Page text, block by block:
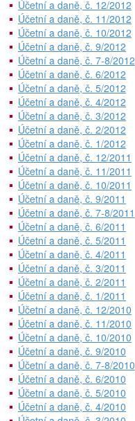
Účetní a daně, č. 12/2012
Účetní a daně, č. 11/2012
Účetní a daně, č. 10/2012
Účetní a daně, č. 9/2012
Účetní a daně, č. 7-8/2012
Účetní a daně, č. 6/2012
Účetní a daně, č. 5/2012
Účetní a daně, č. 4/2012
Účetní a daně, č. 3/2012
Účetní a daně, č. 2/2012
Účetní a daně, č. 1/2012
Účetní a daně, č. 12/2011
Účetní a daně, č. 11/2011
Účetní a daně, č. 10/2011
Účetní a daně, č. 9/2011
Účetní a daně, č. 7-8/2011
Účetní a daně, č. 6/2011
Účetní a daně, č. 5/2011
Účetní a daně, č. 4/2011
Účetní a daně, č. 3/2011
Účetní a daně, č. 2/2011
Účetní a daně, č. 1/2011
Účetní a daně, č. 12/2010
Účetní a daně, č. 11/2010
Účetní a daně, č. 10/2010
Účetní a daně, č. 9/2010
Účetní a daně, č. 7-8/2010
Účetní a daně, č. 6/2010
Účetní a daně, č. 5/2010
Účetní a daně, č. 4/2010